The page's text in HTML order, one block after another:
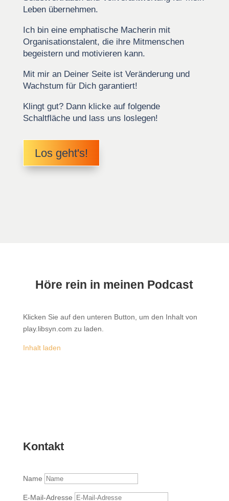
Leben übernehmen.
Ich bin eine emphatische Macherin mit
Organisationstalent, die ihre Mitmenschen
begeistern und motivieren kann.
Mit mir an Deiner Seite ist Veränderung und
Wachstum für Dich garantiert!
Klingt gut? Dann klicke auf folgende
Schaltfläche und lass uns loslegen!
Los geht's!
Höre rein in meinen Podcast
Klicken Sie auf den unteren Button, um den Inhalt von
play.libsyn.com zu laden.
Inhalt laden
Kontakt
Name
E-Mail-Adresse